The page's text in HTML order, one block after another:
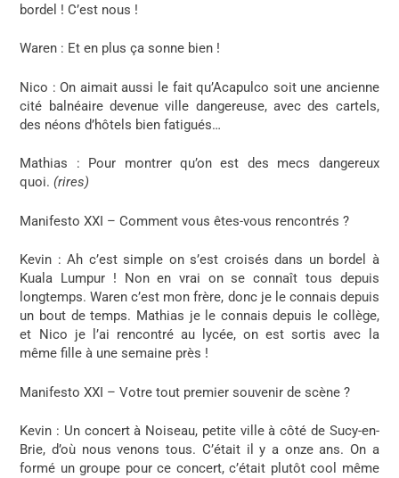
bordel ! C’est nous !
Waren : Et en plus ça sonne bien !
Nico : On aimait aussi le fait qu’Acapulco soit une ancienne
cité balnéaire devenue ville dangereuse, avec des cartels,
des néons d’hôtels bien fatigués…
Mathias : Pour montrer qu’on est des mecs dangereux
quoi.(rires)
Manifesto XXI – Comment vous êtes-vous rencontrés ?
Kevin : Ah c’est simple on s’est croisés dans un bordel à
Kuala Lumpur ! Non en vrai on se connaît tous depuis
longtemps. Waren c’est mon frère, donc je le connais depuis
un bout de temps. Mathias je le connais depuis le collège,
et Nico je l’ai rencontré au lycée, on est sortis avec la
même fille à une semaine près !
Manifesto XXI – Votre tout premier souvenir de scène ?
Kevin : Un concert à Noiseau, petite ville à côté de Sucy-en-
Brie, d’où nous venons tous. C’était il y a onze ans. On a
formé un groupe pour ce concert, c’était plutôt cool même